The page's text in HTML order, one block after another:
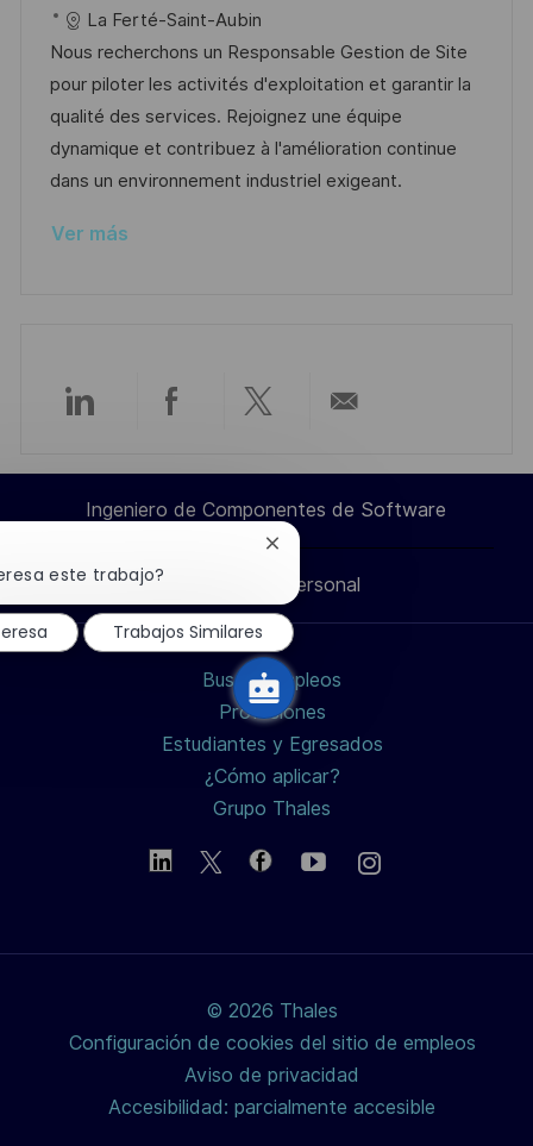
c
i
ó
n
a
d
e
p
u
b
ó
e
e
m
p
l
e
t
e
g
o
r
í
La Ferté-Saint-Aubin
Nous recherchons un Responsable Gestion de Site
pour piloter les activités d'exploitation et garantir la
qualité des services. Rejoignez une équipe
dynamique et contribuez à l'amélioration continue
dans un environnement industriel exigeant.
Ver más
Compartir
a
de
LinkedIn
Compartir
a
de
Facebook
Compartir
a
través
de
twitter
/
X
por
correo
electrónico
Ingeniero de Componentes de Software
Información personal
Buscar empleos
Profesiones
Estudiantes y Egresados
¿Cómo aplicar?
Grupo Thales
© 2026 Thales
Configuración de cookies del sitio de empleos
Aviso de privacidad
Accesibilidad: parcialmente accesible
este trabajo?
Cerrar
notificación
de
chatbot
Trabajos Similares